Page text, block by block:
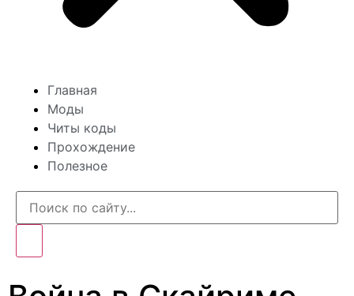
Главная
Моды
Читы коды
Прохождение
Полезное